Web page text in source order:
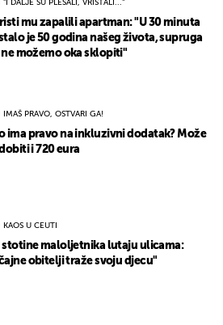
"I DALJE SU PLESALI, VRIŠTALI..."
mu zapalili apartman: "U 30 minuta
je 50 godina našeg života, supruga
ne možemo oka sklopiti"
IMAŠ PRAVO, OSTVARI GA!
ima pravo na inkluzivni dodatak? Može
i 720 eura
KAOS U CEUTI
stotine maloljetnika lutaju ulicama:
obitelji traže svoju djecu"